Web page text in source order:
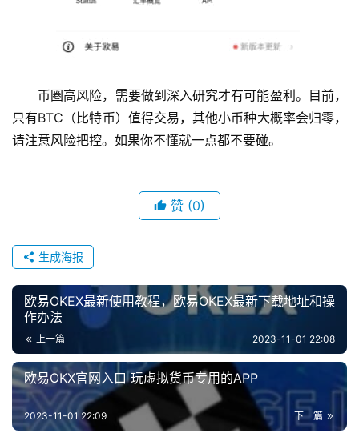
币圈高风险，需要做到深入研究才有可能盈利。目前，
只有BTC（比特币）值得交易，其他小币种大概率会归零，
请注意风险把控。如果你不懂就一点都不要碰。
赞 (0)
生成海报
欧易OKEX最新使用教程，欧易OKEX最新下载地址和操
作办法
上一篇 2023-11-01 22:08
欧易OKX官网入口 玩虚拟货币专用的APP
下一篇
2023-11-01 22:09